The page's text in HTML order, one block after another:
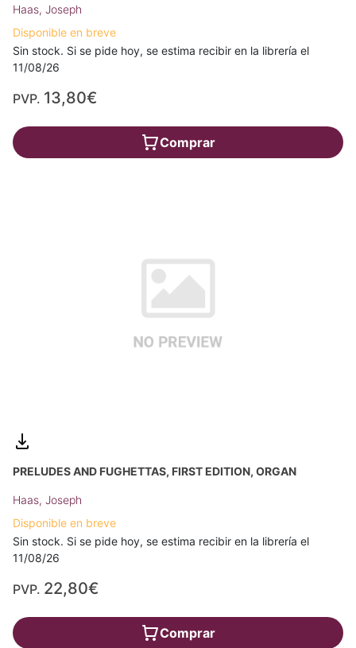
Haas, Joseph
Disponible en breve
Sin stock. Si se pide hoy, se estima recibir en la librería el
11/08/26
PVP. 13,80€
Comprar
PRELUDES AND FUGHETTAS, FIRST EDITION, ORGAN
Haas, Joseph
Disponible en breve
Sin stock. Si se pide hoy, se estima recibir en la librería el
11/08/26
PVP. 22,80€
Comprar